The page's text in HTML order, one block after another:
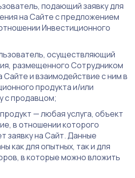
подающий заявку для
на Сайте с предложением
Инвестиционного
осуществляющий
размещенного Сотрудником
и взаимодействие с ним в
продукта и/или
с продавцом;
— любая услуга, объект
в отношении которого
заявку на Сайт. Данные
как для опытных, так и для
в которые можно вложить